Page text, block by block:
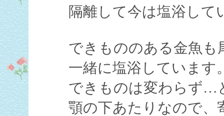
隔離して今は塩浴して
できもののある金魚
一緒に塩浴しています
できものは変わらず…
顎の下あたりなので、